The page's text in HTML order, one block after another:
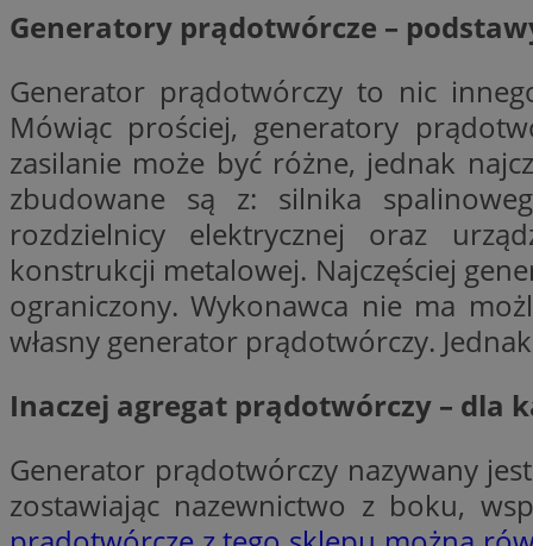
Generatory prądotwórcze –
Generator prądotwórczy to nic
Mówiąc prościej, generatory
zasilanie może być różne, jednak
zbudowane są z: silnika
rozdzielnicy elektrycznej oraz
konstrukcji metalowej. Najczęściej
ograniczony. Wykonawca nie ma
własny generator prądotwórczy.
Inaczej agregat prądotwórczy – dla
Generator prądotwórczy nazywany
zostawiając nazewnictwo z boku,
FCCDCF
_clsk
_ga_NBM6HFESG6
OAID
Nazwa
__gads
MUID
ANONCHK
Nazwa
__Secure-YNID